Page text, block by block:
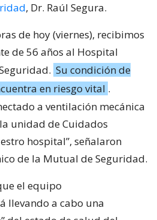
, Dr. Raúl Segura.
de hoy (viernes), recibimos
de 56 años al Hospital
Su condición de
en riesgo vital .
a ventilación mecánica
unidad de Cuidados
hospital”, señalaron
de la Mutual de Seguridad.
el equipo
llevando a cabo una